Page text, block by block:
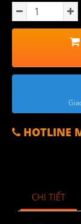
HOTLINE
CHI TIẾT